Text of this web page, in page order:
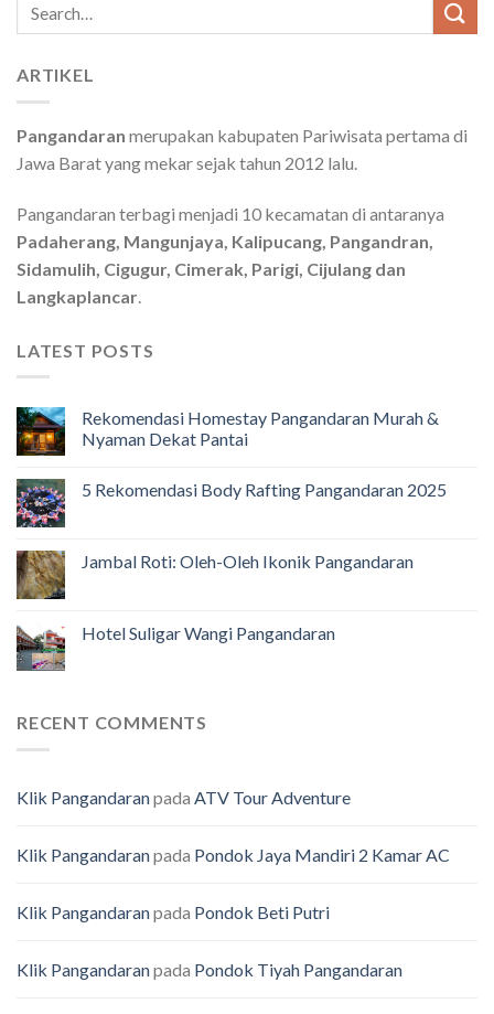
ARTIKEL
Pangandaran merupakan kabupaten Pariwisata pertama di
Jawa Barat yang mekar sejak tahun 2012 lalu.
Pangandaran terbagi menjadi 10 kecamatan di antaranya
Padaherang, Mangunjaya, Kalipucang, Pangandran,
Sidamulih, Cigugur, Cimerak, Parigi, Cijulang dan
Langkaplancar
LATEST POSTS
Rekomendasi Homestay Pangandaran Murah &
Nyaman Dekat Pantai
5 Rekomendasi Body Rafting Pangandaran 2025
Jambal Roti: Oleh-Oleh Ikonik Pangandaran
Hotel Suligar Wangi Pangandaran
RECENT COMMENTS
Klik Pangandaranpada ATV Tour Adventure
Klik Pangandaranpada Pondok Jaya Mandiri 2 Kamar AC
Klik Pangandaranpada Pondok Beti Putri
Klik Pangandaranpada Pondok Tiyah Pangandaran